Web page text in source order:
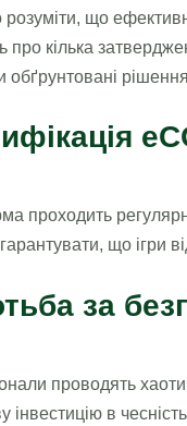
розуміти, що
про кілька
обґрунтовані
проходить
що ігри
за
проводять
інвестицію в